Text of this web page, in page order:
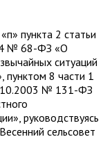
пункта 2 статьи
№ 68-ФЗ «О
ситуаций
пунктом 8 части 1
№ 131-ФЗ
руководствуясь
сельсовет